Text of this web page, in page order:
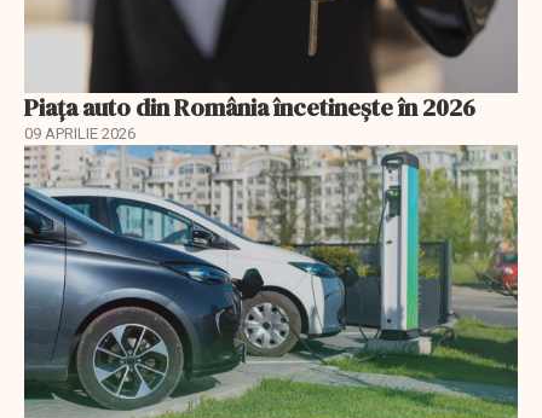
Piața auto din România încetinește în 2026
09 APRILIE 2026